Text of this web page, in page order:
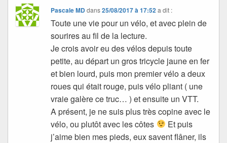
Pascale MDdans25/08/2017 à 17:52 a dit :
Toute une vie pour un vélo, et avec plein de
sourires au fil de la lecture.
Je crois avoir eu des vélos depuis toute
petite, au départ un gros tricycle jaune en fer
et bien lourd, puis mon premier vélo a deux
roues qui était rouge, puis vélo pliant ( une
vraie galère ce truc… ) et ensuite un VTT.
A présent, je ne suis plus très copine avec le
vélo, ou plutôt avec les côtes
Et puis
j’aime bien mes pieds, eux savent flâner, ils